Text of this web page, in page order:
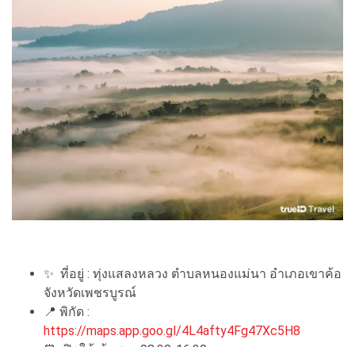
✨ ที่อยู่ : ทุ่งแสลงหลวง ตำบลหนองแม่นา อำเภอเขาค้อ
จังหวัดเพชรบูรณ์
📍 พิกัด :
https://maps.app.goo.gl/4L4afty4Fg47Xc5H8